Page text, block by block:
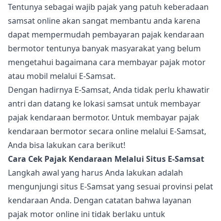
Tentunya sebagai wajib pajak yang patuh keberadaan
samsat online akan sangat membantu anda karena
dapat mempermudah pembayaran pajak kendaraan
bermotor tentunya banyak masyarakat yang belum
mengetahui bagaimana cara membayar pajak motor
atau mobil melalui E-Samsat.
Dengan hadirnya E-Samsat, Anda tidak perlu khawatir
antri dan datang ke lokasi samsat untuk membayar
pajak kendaraan bermotor. Untuk membayar pajak
kendaraan bermotor secara online melalui E-Samsat,
Anda bisa lakukan cara berikut!
Cara Cek Pajak Kendaraan Melalui Situs E-Samsat
Langkah awal yang harus Anda lakukan adalah
mengunjungi situs E-Samsat yang sesuai provinsi pelat
kendaraan Anda. Dengan catatan bahwa layanan
pajak motor online ini tidak berlaku untuk